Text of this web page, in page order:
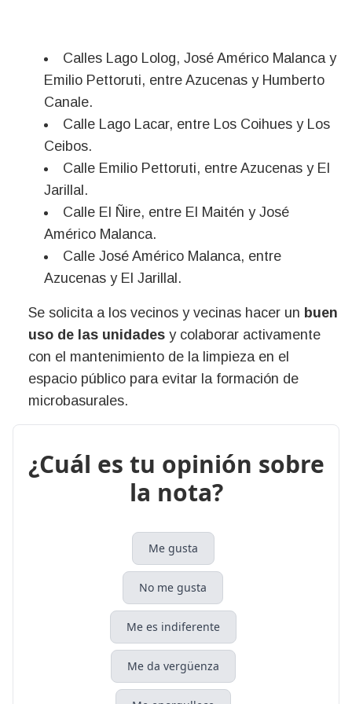
Calles Lago Lolog, José Américo Malanca y
Emilio Pettoruti, entre Azucenas y Humberto
Canale.
Calle Lago Lacar, entre Los Coihues y Los
Ceibos.
Calle Emilio Pettoruti, entre Azucenas y El
Jarillal.
Calle El Ñire, entre El Maitén y José
Américo Malanca.
Calle José Américo Malanca, entre
Azucenas y El Jarillal.
Se solicita a los vecinos y vecinas hacer un buen
uso de las unidades y colaborar activamente
con el mantenimiento de la limpieza en el
espacio público para evitar la formación de
microbasurales.
¿Cuál es tu opinión sobre
la nota?
Me gusta
No me gusta
Me es indiferente
Me da vergüenza